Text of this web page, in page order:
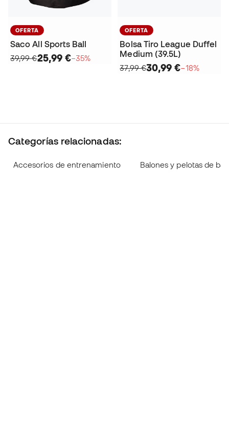
OFERTA
Saco All Sports Ball
39,99 €25,99 €−35%
OFERTA
Bolsa Tiro League Duffel
Medium (39.5L)
37,99 €30,99 €−18%
Categorías relacionadas:
Accesorios de entrenamiento Balones y pelotas de